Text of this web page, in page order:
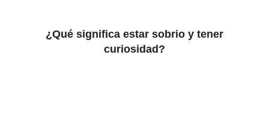
¿Qué significa estar sobrio y tener
curiosidad?